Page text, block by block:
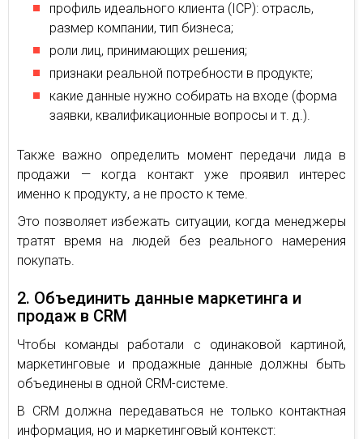
профиль идеального клиента (ICP): отрасль,
размер компании, тип бизнеса;
роли лиц, принимающих решения;
признаки реальной потребности в продукте;
какие данные нужно собирать на входе (форма
заявки, квалификационные вопросы и т. д.).
Также важно определить момент передачи лида в
продажи — когда контакт уже проявил интерес
именно к продукту, а не просто к теме.
Это позволяет избежать ситуации, когда менеджеры
тратят время на людей без реального намерения
покупать.
2. Объединить данные маркетинга и
продаж в CRM
Чтобы команды работали с одинаковой картиной,
маркетинговые и продажные данные должны быть
объединены в одной CRM-системе.
В CRM должна передаваться не только контактная
информация, но и маркетинговый контекст: